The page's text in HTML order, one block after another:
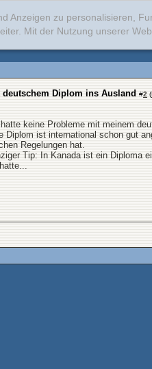
Anzeigen zu personalisieren,
Mit der Nutzung unserer
deutschem Diplom ins Ausland #2 (
keine Probleme mit meinem
Diplom ist international schon gut
Regelungen hat.
Tip: In Kanada ist ein Diploma